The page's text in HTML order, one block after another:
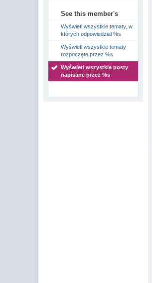
See this member's
Wyświetl wszystkie tematy, w
których odpowiedział %s
Wyświetl wszystkie tematy
rozpoczęte przez %s
Wyświetl wszystkie posty
napisane przez %s